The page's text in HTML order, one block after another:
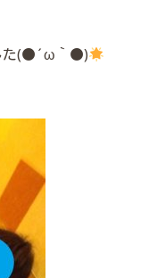
た(●´ω｀●)